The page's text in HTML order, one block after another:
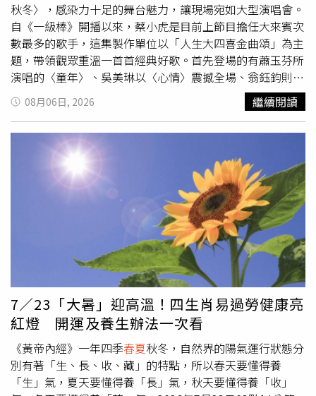
松子、芝麻等。蜂蜜是秋季養肺潤肺的好食物。2.清熱解暑
要繼續清熱解毒類食品既能消暑、斂汗補液，還能增進食
欲。因此喝些綠豆粥、蓮子粥、百合粥和薄荷粥益處多多。
3.涼性食物要適量涼性食物要適量食用，如瓜類水果西瓜、
香瓜等。古人云：「秋瓜壞肚」，夏季剛過，人的脾胃受炎
熱天氣影響，功能較弱，還未完全恢復，因此剛剛入秋養好
脾胃很重要。4.「少辛增酸」愛吃辛辣刺激食物的人要克制
一下，夏季吃些辛辣食物可以增加食欲，但是立秋後要適當
減少，因為秋天要收肺氣，而辛辣太盛則傷肺。「增酸」的
目的是為了增強肝臟的功能，所以要多吃酸味的水果和蔬
菜，如奇異果、蘋果、石榴、葡萄、橘子、檸檬、番茄等。
5.多食含纖維食物秋天乾燥易便秘，應多食富含膳食纖維的
食物，如空心菜、胡蘿蔔、地瓜、白菜、芹菜、豆芽、香
菇、海帶、紫菜等。6.忌暴飲暴食到了秋季，由於氣候宜
人，往往會進食過多，攝入熱量過剩，會轉化成脂肪堆積，
使人發胖。在秋季飲食中，要注意適量，不能放縱食欲，大
吃大喝。7.忌油膩、煎炸食物油膩煎炸的食物不易消化，積
聚在胃中，加重體內積滯的熱氣，不利於潤燥，許多慢性呼
吸系統疾病常在秋季復發或加重，就是因為這個原因。8.進
補的好季節入秋之後，人體對食物的吸收率會逐漸增高，但
像羊肉、狗肉在入秋之初還是要少食，因為秋初炎熱未完全
退盡，過多食用大熱食物羊肉、狗肉不利於健康。太多的肉
類等高蛋白食品，會增加腸胃負擔，影響胃腸功能。因此吃
秋冬〉，感染力十足的舞台魅力，讓現場宛如大型演唱會。
自《一級棒》開播以來，蔡小虎是目前上節目擔任大來賓次
數最多的歌手，這集製作單位以「人生大四喜金曲頌」為主
題，帶領觀眾重溫一首首經典好歌。首先登場的有蕭玉芬所
演唱的〈童年〉、吳美琳以〈心情〉震撼全場、翁鈺鈞則獻
唱〈想飛〉，最後還有杜忻恬的〈求婚〉一曲，沒想到歌曲
接近尾聲時，李子森突然手捧鮮花、拿著超大戒指，當場單
膝下跪向杜忻恬「求婚」，瞬間全場陷入驚呼。許志豪見狀
笑虧：「妳看看妳，等這麼久就是等這顆吧！」接著追問杜
忻恬：「妳覺得今天這樣安排，希望李子森補給妳什麼，妳
才願意答應？」杜忻恬毫不猶豫笑回：「至少要補一顆真的
吧！」一句話逗得全場哄笑，而這段「求婚橋段」也成為當
集最大看點。就在四組演唱結束後，讓蔡小虎點評一度難以
抉擇，甚至當場向大家徵詢建議。康康藉機又重提往事：
「你40年前就當場把我換掉，那時候決定就很快啊！」一句
自嘲笑翻全場。
08月06日, 2026 繼續閱讀
7／23「大暑」迎高溫！四生肖易過勞健康亮
紅燈 開運及養生辦法一次看
《黃帝內經》一年四季春夏秋冬，自然界的陽氣運行狀態分
別有著「生、長、收、藏」的特點，所以春天要懂得養
「生」氣，夏天要懂得養「長」氣，秋天要懂得養「收」